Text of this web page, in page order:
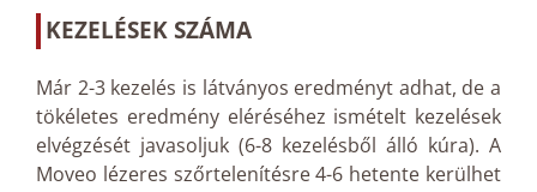
KEZELÉSEK SZÁMA
Már 2-3 kezelés is látványos eredményt adhat, de a
tökéletes eredmény eléréséhez ismételt kezelések
elvégzését javasoljuk (6-8 kezelésből álló kúra). A
Moveo lézeres szőrtelenítésre 4-6 hetente kerülhet